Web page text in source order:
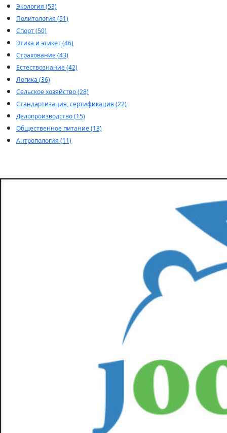
Экология (53)
Политология (51)
Спорт (50)
Этика и этикет (46)
Страхование (43)
Естествознание (42)
Логика (36)
Сельское хозяйство (28)
Стандартизация, сертификация (22)
Делопроизводство (15)
Общественное питание (13)
Антропология (11)